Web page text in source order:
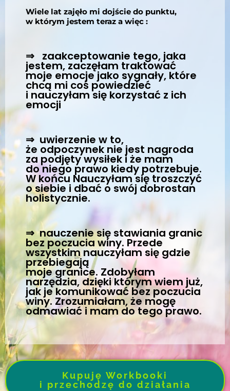
Wiele lat zajęło mi dojście do punktu,
w którym jestem teraz a więc :
⇒ zaakceptowanie tego, jaka
jestem, zaczęłam traktować
moje emocje jako sygnały, które
chcą mi coś powiedzieć
i nauczyłam się korzystać z ich
emocji
⇒ uwierzenie w to,
że odpoczynek nie jest nagroda
za podjęty wysiłek i że mam
do niego prawo kiedy potrzebuje.
W końcu Nauczyłam się troszczyć
o siebie i dbać o swój dobrostan
holistycznie.
⇒ nauczenie się stawiania granic
bez poczucia winy. Przede
wszystkim nauczyłam się gdzie
przebiegają
moje granice. Zdobyłam
narzędzia, dzięki którym wiem już,
jak je komunikować bez poczucia
winy. Zrozumiałam, że mogę
odmawiać i mam do tego prawo.
Kupuję Workbooki
i przechodzę do działania